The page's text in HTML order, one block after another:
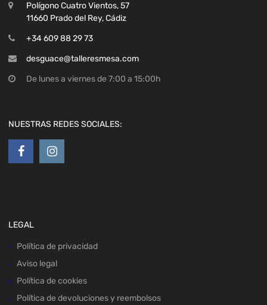
Polígono Cuatro Vientos, 57
11660 Prado del Rey, Cádiz
+34 609 88 29 73
desguace@talleresmesa.com
De lunes a viernes de 7:00 a 15:00h
NUESTRAS REDES SOCIALES:
LEGAL
Política de privacidad
Aviso legal
Política de cookies
Política de devoluciones y reembolsos